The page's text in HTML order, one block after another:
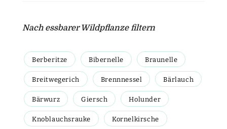
Nach essbarer Wildpflanze filtern
Berberitze Bibernelle Braunelle
Breitwegerich Brennnessel Bärlauch
Bärwurz Giersch Holunder
Knoblauchsrauke Kornelkirsche